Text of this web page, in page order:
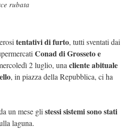
rubata
tentativi di furto, tutti sventati dai
Conad di Grosseto e
2 luglio, una cliente abituale
, in piazza della Repubblica, ci ha
un mese gli stessi sistemi sono stati
laguna.